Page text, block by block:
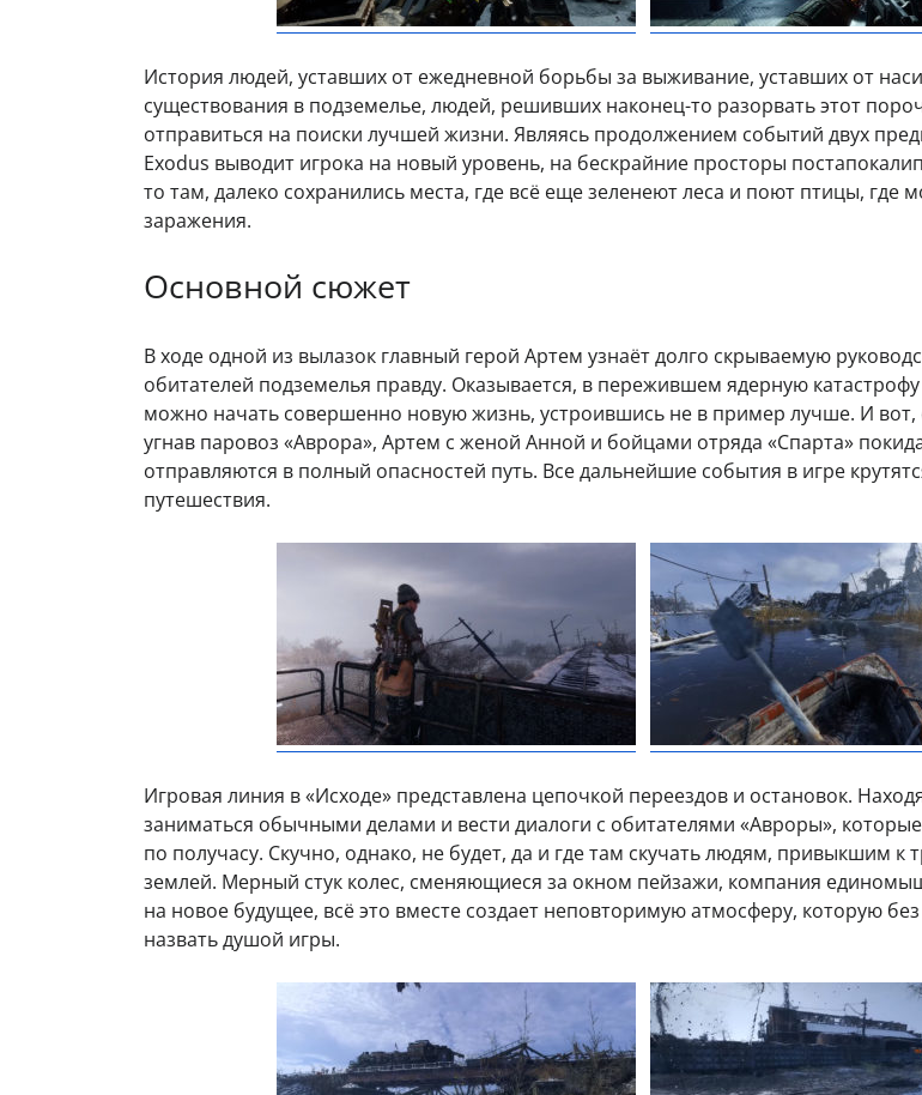
История людей, уставших от ежедневной борьбы за выживание, уставших от
существования в подземелье, людей, решивших наконец-то разорвать этот
отправиться на поиски лучшей жизни. Являясь продолжением событий двух
Exodus выводит игрока на новый уровень, на бескрайние просторы
то там, далеко сохранились места, где всё еще зеленеют леса и поют птицы, где
заражения.
Основной сюжет
В ходе одной из вылазок главный герой Артем узнаёт долго скрываемую
обитателей подземелья правду. Оказывается, в пережившем ядерную
можно начать совершенно новую жизнь, устроившись не в пример лучше. И вот,
угнав паровоз «Аврора», Артем с женой Анной и бойцами отряда «Спарта»
отправляются в полный опасностей путь. Все дальнейшие события в игре
путешествия.
Игровая линия в «Исходе» представлена цепочкой переездов и остановок.
заниматься обычными делами и вести диалоги с обитателями «Авроры»,
по получасу. Скучно, однако, не будет, да и где там скучать людям, привыкшим к
землей. Мерный стук колес, сменяющиеся за окном пейзажи, компания
на новое будущее, всё это вместе создает неповторимую атмосферу, которую
назвать душой игры.